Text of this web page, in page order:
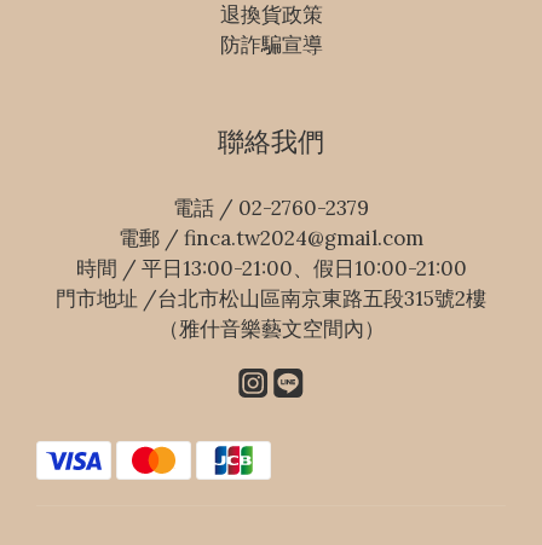
退換貨政策
防詐騙宣導
聯絡我們
電話 / 02-2760-2379
電郵 / finca.tw2024@gmail.com
時間 / 平日13:00-21:00、假日10:00-21:00
門市地址 /台北市松山區南京東路五段315號2樓
（雅什音樂藝文空間內）